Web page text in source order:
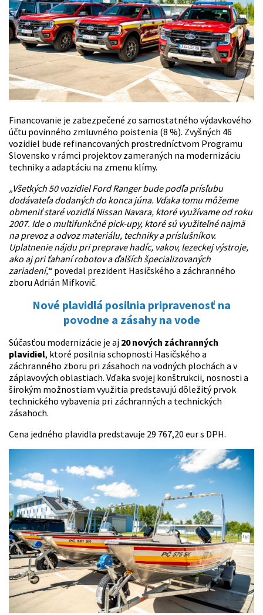
Financovanie je zabezpečené zo samostatného výdavkového
účtu povinného zmluvného poistenia (8 %). Zvyšných 46
vozidiel bude refinancovaných prostredníctvom Programu
Slovensko v rámci projektov zameraných na modernizáciu
techniky a adaptáciu na zmenu klímy.
„Všetkých 50 vozidiel Ford Ranger bude podľa prísľubu
dodávateľa dodaných do konca júna. Vďaka tomu môžeme
obmeniť staré vozidlá Nissan Navara, ktoré využívame od roku
2007. Ide o multifunkčné pick-upy, ktoré sú využiteľné najmä
na prevoz a odvoz materiálu, techniky a príslušníkov.
Uplatnenie nájdu pri preprave hadíc, vakov, lezeckej výstroje,
ako aj pri ťahaní robotov a ďalších špecializovaných
zariadení,“ povedal prezident Hasičského a záchranného
zboru Adrián Mifkovič.
Nové plavidlá posilnia pripravenosť na
povodne a zásahy na vode
Súčasťou modernizácie je aj 20 nových záchranných
plavidiel, ktoré posilnia schopnosti Hasičského a
záchranného zboru pri zásahoch na vodných plochách a v
záplavových oblastiach. Vďaka svojej konštrukcii, nosnosti a
širokým možnostiam využitia predstavujú dôležitý prvok
technického vybavenia pri záchranných a technických
zásahoch.
Cena jedného plavidla predstavuje 29 767,20 eur s DPH.